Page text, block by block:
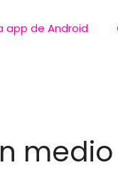
app de Android